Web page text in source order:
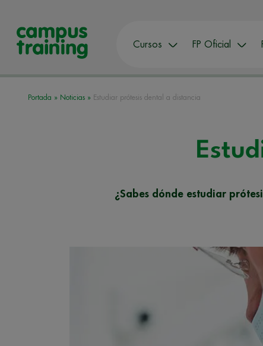
Cursos FP Oficial
Portada » Noticias » Estudiar prótesis dental a distancia
¿Sabes dónde estudiar